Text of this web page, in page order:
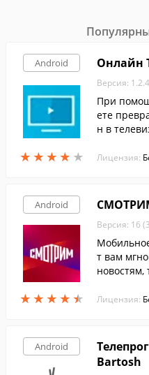
Android
★ ★ ★ ★ ★
★ ★ ★ ★ ★
Онлайн
Версия:
При
ете
н в
сийских,
Лицензия:
Android
★ ★ ★ ★ ★
★ ★ ★ ★ ★
Версия: 16
т вам
новостям,
с экрана
Лицензия:
Android
Bartosh